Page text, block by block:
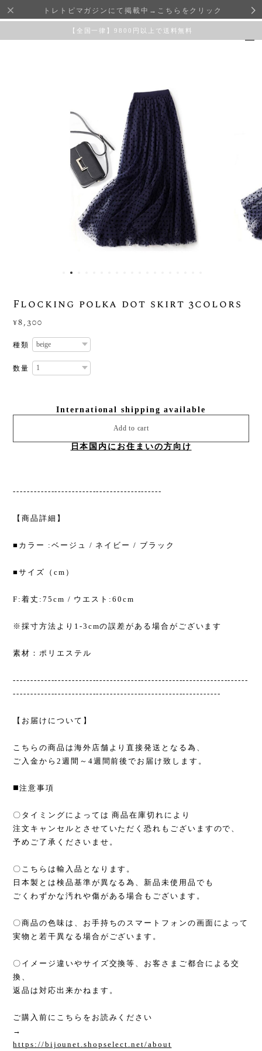
トレトピマガジンにて掲載中→こちらをクリック
【全国一律】9800円以上で送料無料
Flocking polka dot skirt 3colors
¥8,300
種類
数量
International shipping available
Add to cart
日本国内にお住まいの方向け
-------------------------------------------
【商品詳細】
■カラー :ベージュ / ネイビー / ブラック
■サイズ（cm）
F:着丈:75cm / ウエスト:60cm
※採寸方法より1-3cmの誤差がある場合がございます
素材：ポリエステル
--------------------------------------------------------------------
------------------------------------------------------------
【お届けについて】
こちらの商品は海外店舗より直接発送となる為、
ご入金から2週間～4週間前後でお届け致します。
◼️注意事項
〇タイミングによっては 商品在庫切れにより
注文キャンセルとさせていただく恐れもございますので、
予めご了承くださいませ。
〇こちらは輸入品となります。
日本製とは検品基準が異なる為、新品未使用品でも
ごくわずかな汚れや傷がある場合もございます。
〇商品の色味は、お手持ちのスマートフォンの画面によって
実物と若干異なる場合がございます。
〇イメージ違いやサイズ交換等、お客さまご都合による交
換、
返品は対応出来かねます。
ご購入前にこちらをお読みください
→
https://bijounet.shopselect.net/about